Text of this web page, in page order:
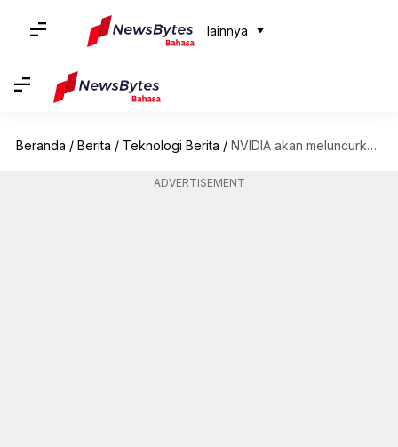
lainnya
Beranda / Berita / Teknologi Berita / NVIDIA akan meluncurkan 3 chip AI baru untuk pasar Tiongkok
ADVERTISEMENT